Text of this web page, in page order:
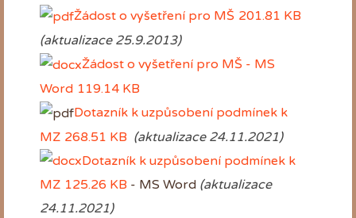
Žádost o vyšetření pro MŠ 201.81 KB
(aktualizace 25.9.2013)
Žádost o vyšetření pro MŠ - MS
Word 119.14 KB
Dotazník k uzpůsobení podmínek k
MZ 268.51 KB (aktualizace 24.11.2021)
Dotazník k uzpůsobení podmínek k
MZ 125.26 KB - MS Word (aktualizace
24.11.2021)